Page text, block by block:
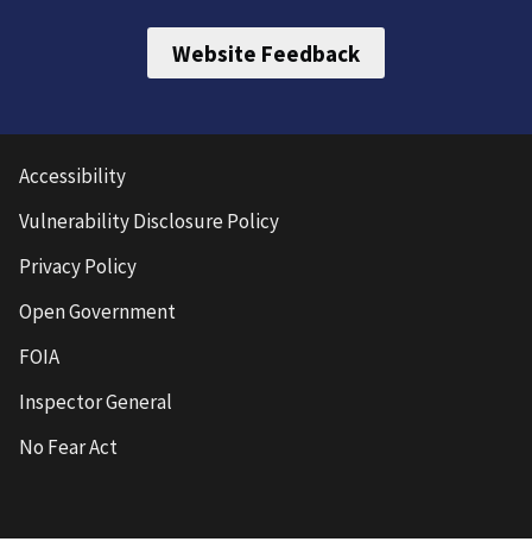
Website Feedback
Accessibility
Vulnerability Disclosure Policy
Privacy Policy
Open Government
FOIA
Inspector General
No Fear Act